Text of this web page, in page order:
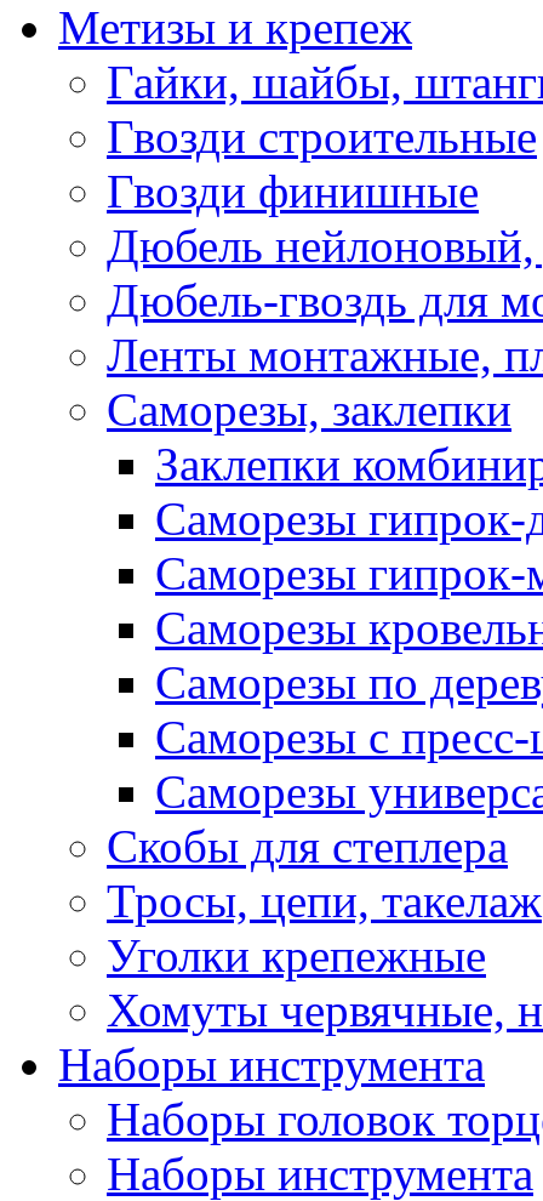
Метизы и крепеж
Гайки, шайбы,
Гвозди строительные
Гвозди финишные
Дюбель нейлоновый,
Дюбель-гвоздь для
Ленты монтажные,
Саморезы, заклепки
Заклепки
Саморезы гипрок-
Саморезы гипрок-
Саморезы
Саморезы по
Саморезы с
Саморезы
Скобы для степлера
Тросы, цепи, такелаж
Уголки крепежные
Хомуты червячные,
Наборы инструмента
Наборы головок
Наборы инструмента